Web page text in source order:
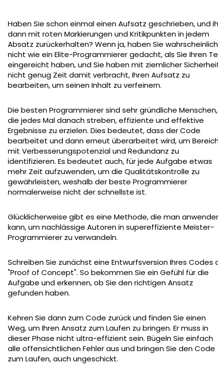
Haben Sie schon einmal einen Aufsatz geschrieben, und
dann mit roten Markierungen und Kritikpunkten in jedem
Absatz zurückerhalten? Wenn ja, haben Sie wahrscheinlich
nicht wie ein Elite-Programmierer gedacht, als Sie Ihren
eingereicht haben, und Sie haben mit ziemlicher
nicht genug Zeit damit verbracht, Ihren Aufsatz zu
bearbeiten, um seinen Inhalt zu verfeinern.
Die besten Programmierer sind sehr gründliche Menschen,
die jedes Mal danach streben, effiziente und effektive
Ergebnisse zu erzielen. Dies bedeutet, dass der Code
bearbeitet und dann erneut überarbeitet wird, um
mit Verbesserungspotenzial und Redundanz zu
identifizieren. Es bedeutet auch, für jede Aufgabe etwas
mehr Zeit aufzuwenden, um die Qualitätskontrolle zu
gewährleisten, weshalb der beste Programmierer
normalerweise nicht der schnellste ist.
Glücklicherweise gibt es eine Methode, die man
kann, um nachlässige Autoren in supereffiziente Meister-
Programmierer zu verwandeln.
Schreiben Sie zunächst eine Entwurfsversion Ihres Codes
"Proof of Concept". So bekommen Sie ein Gefühl für die
Aufgabe und erkennen, ob Sie den richtigen Ansatz
gefunden haben.
Kehren Sie dann zum Code zurück und finden Sie einen
Weg, um Ihren Ansatz zum Laufen zu bringen. Er muss in
dieser Phase nicht ultra-effizient sein. Bügeln Sie einfach
alle offensichtlichen Fehler aus und bringen Sie den Code
zum Laufen, auch ungeschickt.